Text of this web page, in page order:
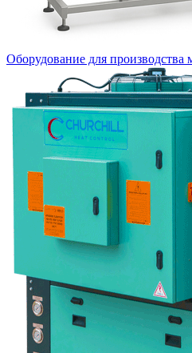
Оборудование для производства